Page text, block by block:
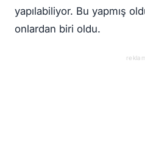
yapılabiliyor. Bu yapmış
onlardan biri oldu.